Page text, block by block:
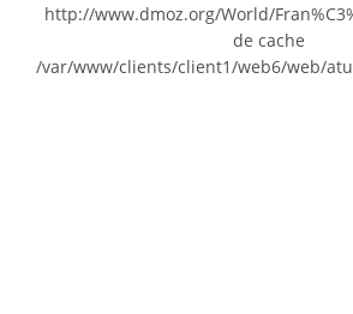
http://www.dmoz.org/World/
de cache
/var/www/clients/client1/web6/web/